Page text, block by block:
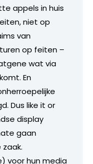
appels in huis
niet op
van
op feiten –
wat via
En
Dus like it or
display
gaan
voor hun media